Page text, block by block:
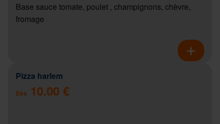
Base sauce tomate, poulet , champignons, chèvre,
fromage
Pizza harlem
Dès 10.00 €